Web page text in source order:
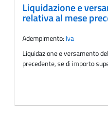
Liquidazione e
relativa al mese
Adempimento: Iva
Liquidazione e versamento
precedente, se di importo